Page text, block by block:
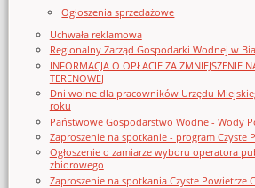
Ogłoszenia sprzedażowe
Uchwała reklamowa
Regionalny Zarząd Gospodarki Wodnej w
INFORMACJA O OPŁACIE ZA ZMNIEJSZENIE
TERENOWEJ
Dni wolne dla pracowników Urzędu
roku
Państwowe Gospodarstwo Wodne - Wody
Zaproszenie na spotkanie - program Czyste
Ogłoszenie o zamiarze wyboru operatora
zbiorowego
Zaproszenie na spotkania Czyste Powietrze